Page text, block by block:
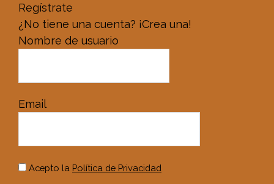
Regístrate
¿No tiene una cuenta? ¡Crea una!
Nombre de usuario
Email
Acepto la Política de Privacidad